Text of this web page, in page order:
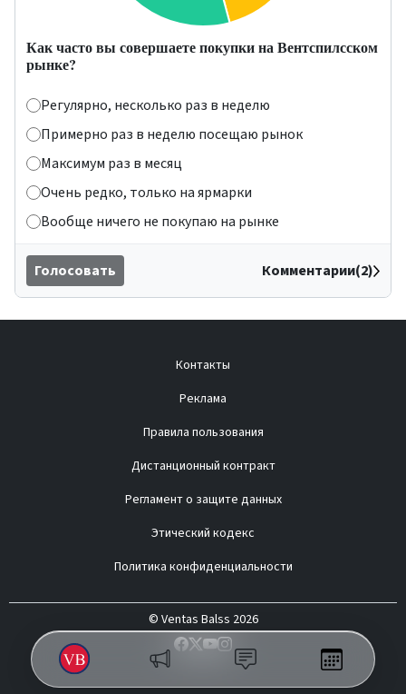
Как часто вы совершаете покупки на Вентспилсском
рынке?
Регулярно, несколько раз в неделю
Примерно раз в неделю посещаю рынок
Максимум раз в месяц
Очень редко, только на ярмарки
Вообще ничего не покупаю на рынке
Голосовать Комментарии(2)
Контакты
Реклама
Правила пользования
Дистанционный контракт
Регламент о защите данных
Этический кодекс
Политика конфиденциальности
© Ventas Balss 2026